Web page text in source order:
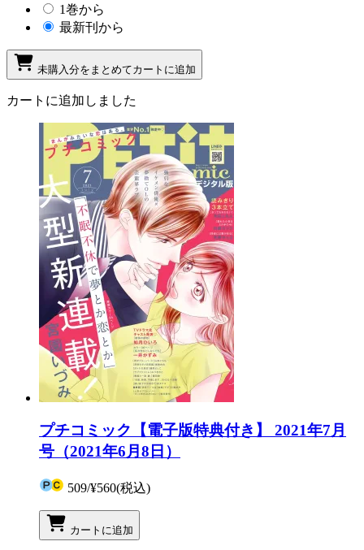
1巻から
最新刊から
未購入分をまとめてカートに追加
カートに追加しました
プチコミック【電子版特典付き】 2021年7月
号（2021年6月8日）
509/¥560(税込)
カートに追加